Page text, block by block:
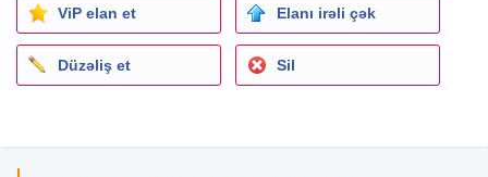
- 2 nəfərlik otaq – 1130 $
- 1 nəfərlik otaq – 1190 $
Qiymətə Daxildir:
ViP elan et Elanı irəli çək
Düzəliş et Sil